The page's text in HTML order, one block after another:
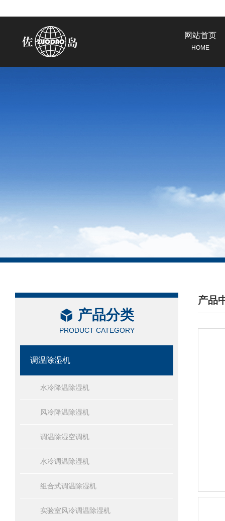
网站首页
HOME
产品分类
PRODUCT CATEGORY
调温除湿机
水冷降温除湿机
风冷降温除湿机
调温除湿空调机
水冷调温除湿机
组合式调温除湿机
实验室风冷调温除湿机
产品
/